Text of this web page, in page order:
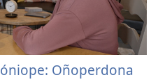
Oñoperdona